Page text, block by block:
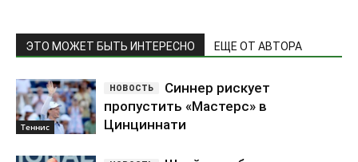
ЭТО МОЖЕТ БЫТЬ ИНТЕРЕСНО ЕЩЕ ОТ АВТОРА
Теннис
Синнер рискует
пропустить «Мастерс» в
Цинциннати